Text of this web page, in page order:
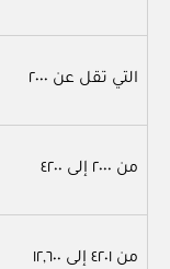
التي تقل عن ٢٠٠٠
من ٢٠٠٠ إلى ٤٢٠٠
من ٤٢٠١ إلى ١٢,٦٠٠